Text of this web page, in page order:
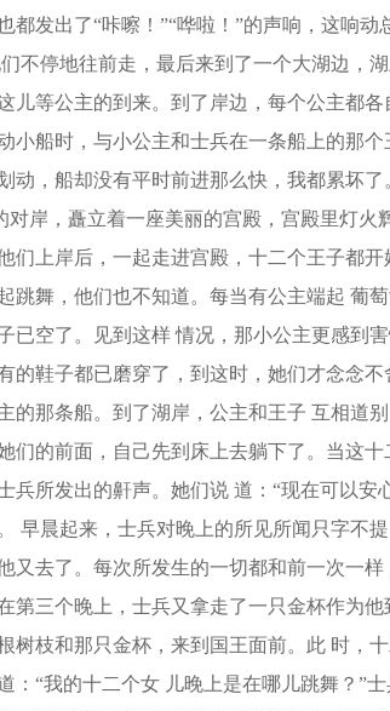
都发出了“咔嚓！”“哗啦！”的声响，这响
不停地往前走，最后来到了一个大湖边，
儿等公主的到来。到了岸边，每个公主都
小船时，与小公主和士兵在一条船上的那
动，船却没有平时前进那么快，我都累坏
对岸，矗立着一座美丽的宫殿，宫殿里灯
们上岸后，一起走进宫殿，十二个王子都
跳舞，他们也不知道。每当有公主端起 葡
已空了。见到这样 情况，那小公主更感到
的鞋子都已磨穿了，到这时，她们才念念
的那条船。到了湖岸，公主和王子 互相道
们的前面，自己先到床上去躺下了。当这
兵所发出的鼾声。她们说 道：“现在可以
早晨起来，士兵对晚上的所见所闻只字不
又去了。每次所发生的一切都和前一次一
第三个晚上，士兵又拿走了一只金杯作为
树枝和那只金杯，来到国王面前。此 时，
：“我的十二个女 儿晚上是在哪儿跳舞？”